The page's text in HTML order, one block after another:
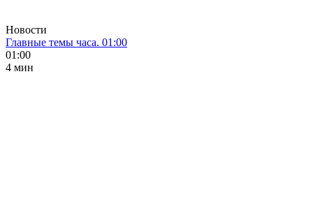
Новости
Главные темы часа. 01:00
01:00
4 мин